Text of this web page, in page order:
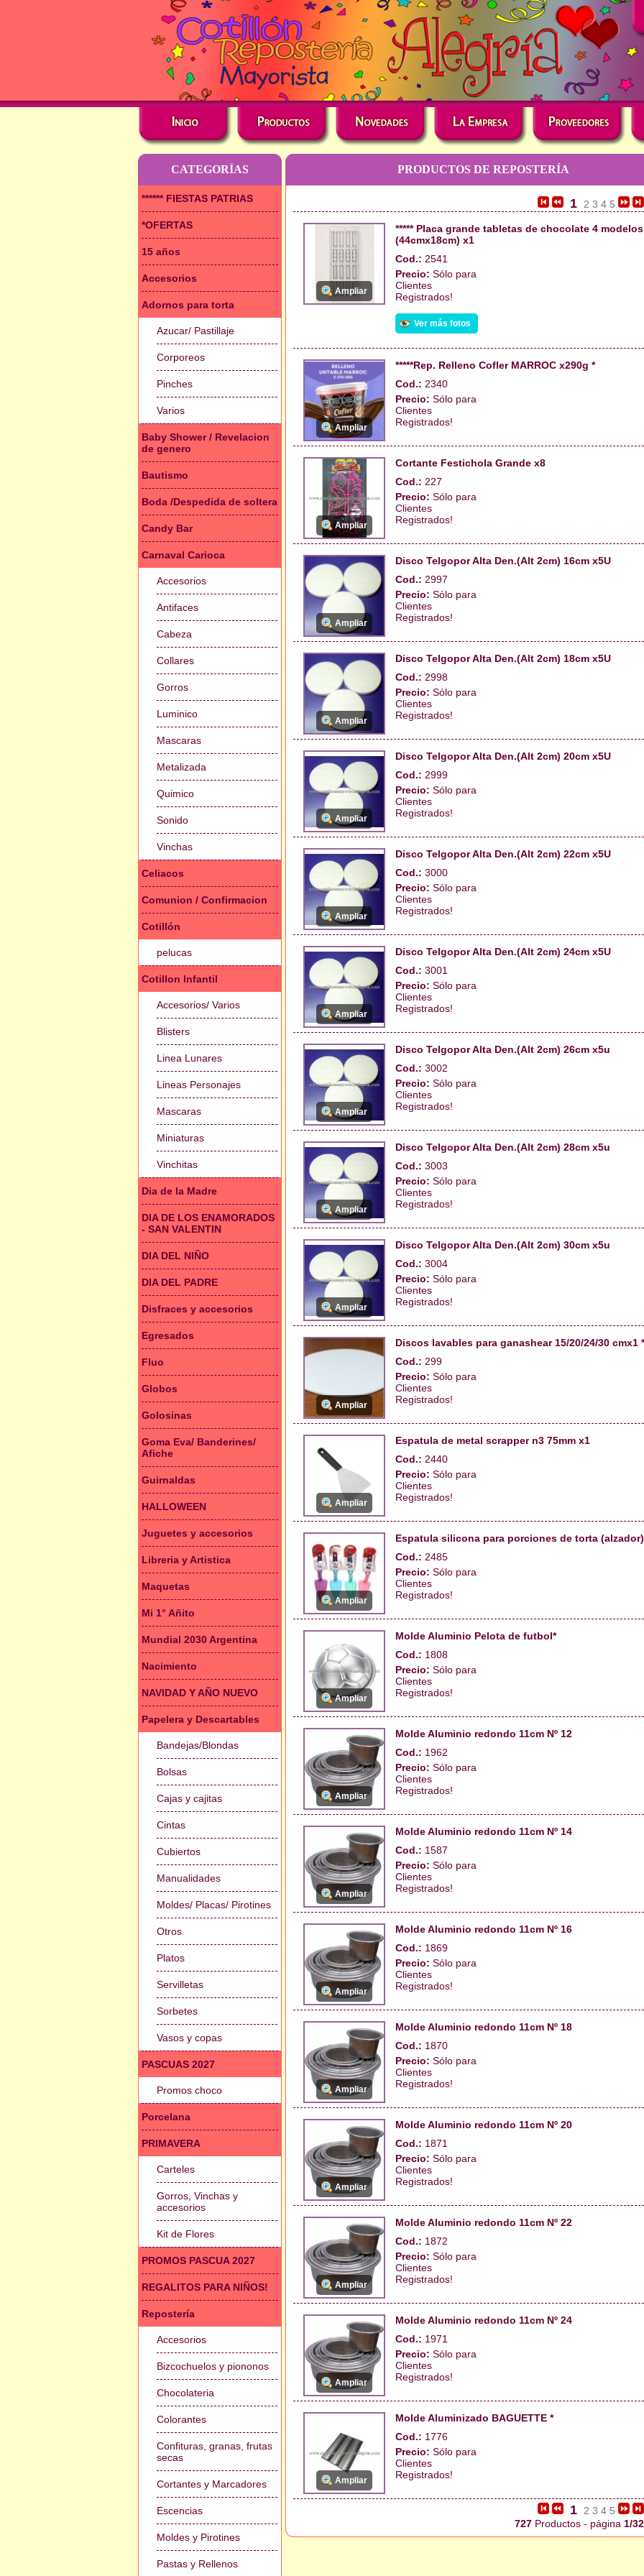
CATEGORÍAS
****** FIESTAS PATRIAS
*OFERTAS
15 años
Accesorios
Adornos para torta
Azucar/ Pastillaje
Corporeos
Pinches
Varios
Baby Shower / Revelacion
de genero
Bautismo
Boda /Despedida de soltera
Candy Bar
Carnaval Carioca
Accesorios
Antifaces
Cabeza
Collares
Gorros
Luminico
Mascaras
Metalizada
Quimico
Sonido
Vinchas
Celiacos
Comunion / Confirmacion
Cotillón
pelucas
Cotillon Infantil
Accesorios/ Varios
Blisters
Linea Lunares
Lineas Personajes
Mascaras
Miniaturas
Vinchitas
Dia de la Madre
DIA DE LOS ENAMORADOS
- SAN VALENTIN
DIA DEL NIÑO
DIA DEL PADRE
Disfraces y accesorios
Egresados
Fluo
Globos
Golosinas
Goma Eva/ Banderines/
Afiche
Guirnaldas
HALLOWEEN
Juguetes y accesorios
Libreria y Artistica
Maquetas
Mi 1° Añito
Mundial 2030 Argentina
Nacimiento
NAVIDAD Y AÑO NUEVO
Papelera y Descartables
Bandejas/Blondas
Bolsas
Cajas y cajitas
Cintas
Cubiertos
Manualidades
Moldes/ Placas/ Pirotines
Otros
Platos
Servilletas
Sorbetes
Vasos y copas
PASCUAS 2027
Promos choco
Porcelana
PRIMAVERA
Carteles
Gorros, Vinchas y
accesorios
Kit de Flores
PROMOS PASCUA 2027
REGALITOS PARA NIÑOS!
Repostería
Accesorios
Bizcochuelos y piononos
Chocolateria
Colorantes
Confituras, granas, frutas
secas
Cortantes y Marcadores
Escencias
Moldes y Pirotines
Pastas y Rellenos
PRODUCTOS DE REPOSTERÍA
1 2 3 4 5
Ampliar
***** Placa grande tabletas de chocolate 4 modelos
(44cmx18cm) x1
Cod.: 2541
Precio: Sólo para
Clientes
Registrados!
Ver más fotos
Ampliar
*****Rep. Relleno Cofler MARROC x290g *
Cod.: 2340
Precio: Sólo para
Clientes
Registrados!
Ampliar
Cortante Festichola Grande x8
Cod.: 227
Precio: Sólo para
Clientes
Registrados!
Ampliar
Disco Telgopor Alta Den.(Alt 2cm) 16cm x5U
Cod.: 2997
Precio: Sólo para
Clientes
Registrados!
Ampliar
Disco Telgopor Alta Den.(Alt 2cm) 18cm x5U
Cod.: 2998
Precio: Sólo para
Clientes
Registrados!
Ampliar
Disco Telgopor Alta Den.(Alt 2cm) 20cm x5U
Cod.: 2999
Precio: Sólo para
Clientes
Registrados!
Ampliar
Disco Telgopor Alta Den.(Alt 2cm) 22cm x5U
Cod.: 3000
Precio: Sólo para
Clientes
Registrados!
Ampliar
Disco Telgopor Alta Den.(Alt 2cm) 24cm x5U
Cod.: 3001
Precio: Sólo para
Clientes
Registrados!
Ampliar
Disco Telgopor Alta Den.(Alt 2cm) 26cm x5u
Cod.: 3002
Precio: Sólo para
Clientes
Registrados!
Ampliar
Disco Telgopor Alta Den.(Alt 2cm) 28cm x5u
Cod.: 3003
Precio: Sólo para
Clientes
Registrados!
Ampliar
Disco Telgopor Alta Den.(Alt 2cm) 30cm x5u
Cod.: 3004
Precio: Sólo para
Clientes
Registrados!
Ampliar
Discos lavables para ganashear 15/20/24/30 cmx1 *
Cod.: 299
Precio: Sólo para
Clientes
Registrados!
Ampliar
Espatula de metal scrapper n3 75mm x1
Cod.: 2440
Precio: Sólo para
Clientes
Registrados!
Ampliar
Espatula silicona para porciones de torta (alzador)
Cod.: 2485
Precio: Sólo para
Clientes
Registrados!
Ampliar
Molde Aluminio Pelota de futbol*
Cod.: 1808
Precio: Sólo para
Clientes
Registrados!
Ampliar
Molde Aluminio redondo 11cm Nº 12
Cod.: 1962
Precio: Sólo para
Clientes
Registrados!
Ampliar
Molde Aluminio redondo 11cm Nº 14
Cod.: 1587
Precio: Sólo para
Clientes
Registrados!
Ampliar
Molde Aluminio redondo 11cm Nº 16
Cod.: 1869
Precio: Sólo para
Clientes
Registrados!
Ampliar
Molde Aluminio redondo 11cm Nº 18
Cod.: 1870
Precio: Sólo para
Clientes
Registrados!
Ampliar
Molde Aluminio redondo 11cm Nº 20
Cod.: 1871
Precio: Sólo para
Clientes
Registrados!
Ampliar
Molde Aluminio redondo 11cm Nº 22
Cod.: 1872
Precio: Sólo para
Clientes
Registrados!
Ampliar
Molde Aluminio redondo 11cm Nº 24
Cod.: 1971
Precio: Sólo para
Clientes
Registrados!
Ampliar
Molde Aluminizado BAGUETTE *
Cod.: 1776
Precio: Sólo para
Clientes
Registrados!
1 2 3 4 5
727 Productos - página 1/32